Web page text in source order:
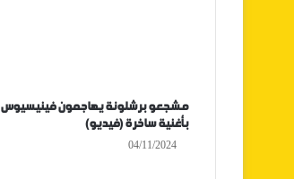
مشجعو برشلونة يهاجمون فينيسيوس
بأغنية ساخرة (فيديو)
04/11/2024